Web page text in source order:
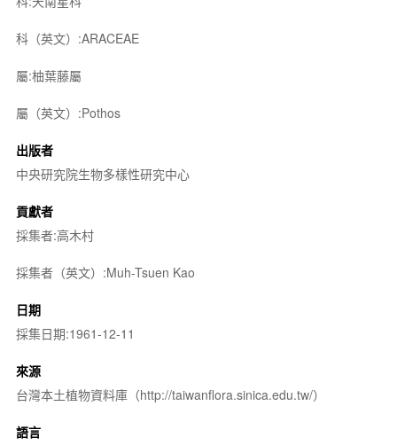
科（英文）:ARACEAE
屬:柚葉藤屬
屬（英文）:Pothos
出版者
中央研究院生物多樣性研究中心
貢獻者
採集者:高木村
採集者（英文）:Muh-Tsuen Kao
日期
採集日期:1961-12-11
來源
台灣本土植物資料庫（http://taiwanflora.sinica.edu.tw/）
語言